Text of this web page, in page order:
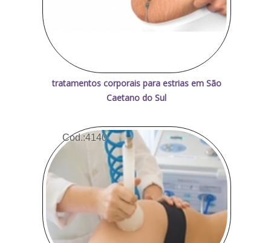
tratamentos corporais para estrias em São
Caetano do Sul
Cod.:4140